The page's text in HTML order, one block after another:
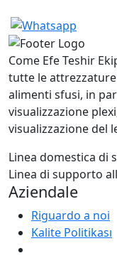
Come Efe Teshir
tutte le
alimenti sfusi, in
visualizzazione
visualizzazione del
Linea domestica di
Linea di supporto
Aziendale
Riguardo a noi
Kalite Politikası